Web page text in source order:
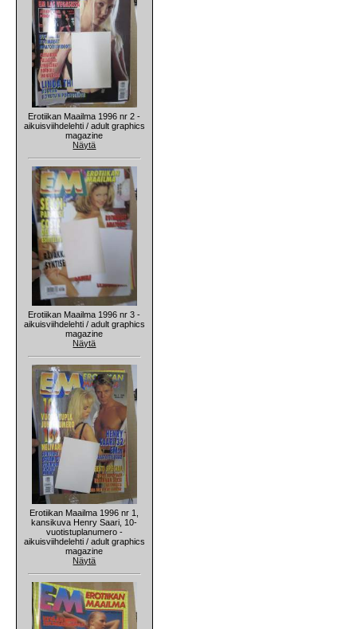
Erotiikan Maailma 1996 nr 2 -
aikuisviihdelehti / adult graphics
magazine
Näytä
Erotiikan Maailma 1996 nr 3 -
aikuisviihdelehti / adult graphics
magazine
Näytä
Erotiikan Maailma 1996 nr 1,
kansikuva Henry Saari, 10-
vuotistuplanumero -
aikuisviihdelehti / adult graphics
magazine
Näytä